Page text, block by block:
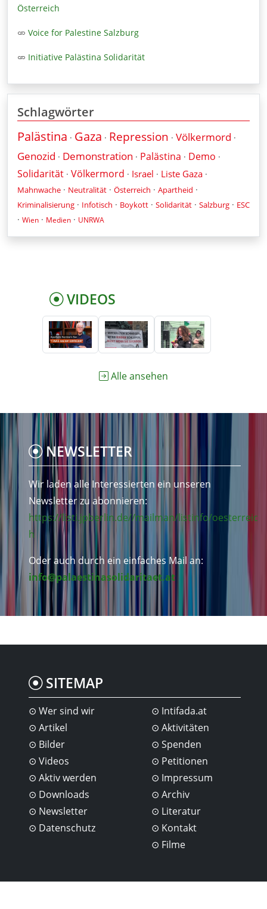
Österreich
Voice for Palestine Salzburg
Initiative Palästina Solidarität
Schlagwörter
Palästina · Gaza · Repression · Völkermord ·
Genozid · Demonstration · Palästina · Demo ·
Solidarität · Völkermord · Israel · Liste Gaza ·
Mahnwache · Neutralität · Österreich · Apartheid ·
Kriminalisierung · Infotisch · Boykott · Solidarität · Salzburg · ESC
· Wien · Medien · UNRWA
VIDEOS
Alle ansehen
NEWSLETTER
Wir laden alle Interessierten ein unseren
Newsletter zu abonnieren:
https://listi.jpberlin.de//mailman/listinfo/oesterreic
h
Oder auch durch ein einfaches Mail an:
info@palaestinasolidaritaet.at
SITEMAP
Wer sind wir
Artikel
Bilder
Videos
Intifada.at
Aktivitäten
Spenden
Petitionen
Aktiv werden
Downloads
Newsletter
Datenschutz
Impressum
Archiv
Literatur
Kontakt
Filme